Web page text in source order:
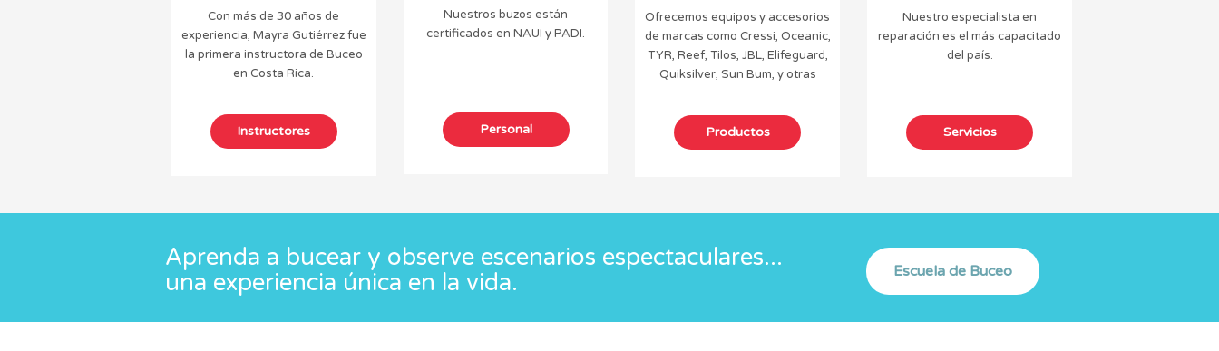
Con más de 30 años de
experiencia, Mayra Gutiérrez fue
la primera instructora de Buceo
en Costa Rica.
Nuestros buzos están
certificados en NAUI y PADI.
Ofrecemos equipos y accesorios
de marcas como Cressi, Oceanic,
TYR, Reef, Tilos, JBL, Elifeguard,
Quiksilver, Sun Bum, y otras
Nuestro especialista en
reparación es el más capacitado
del país.
Aprenda a bucear y observe escenarios espectaculares...
una experiencia única en la vida.